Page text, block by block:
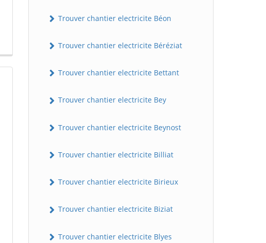
Trouver chantier electricite Béon
Trouver chantier electricite Béréziat
Trouver chantier electricite Bettant
Trouver chantier electricite Bey
Trouver chantier electricite Beynost
Trouver chantier electricite Billiat
Trouver chantier electricite Birieux
Trouver chantier electricite Biziat
Trouver chantier electricite Blyes